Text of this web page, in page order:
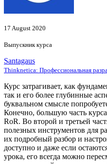
17 August 2020
Выпускник курса
Santagaus
Thinknetica: Профессиональная
Курс затрагивает, как
так и его более глубинные
буквальном смысле
Конечно, большую часть
RoR. Во второй и третьей
полезных инструментов для
их подробный разбор и
доступно и даже если
урока, его всегда можно